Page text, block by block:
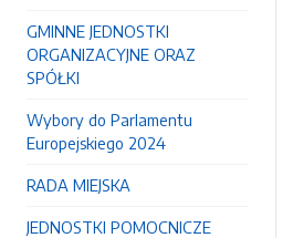
GMINNE JEDNOSTKI
ORGANIZACYJNE ORAZ
SPÓŁKI
Wybory do Parlamentu
Europejskiego 2024
RADA MIEJSKA
JEDNOSTKI POMOCNICZE